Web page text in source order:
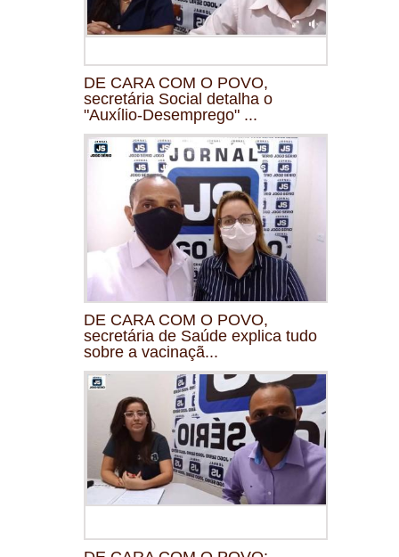
DE CARA COM O POVO,
secretária Social detalha o
"Auxílio-Desemprego" ...
DE CARA COM O POVO,
secretária de Saúde explica tudo
sobre a vacinaçã...